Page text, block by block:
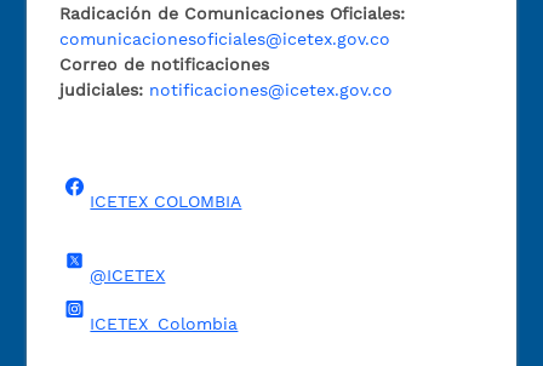
Radicación de Comunicaciones Oficiales:
comunicacionesoficiales@icetex.gov.co
Correo de notificaciones
judiciales: notificaciones@icetex.gov.co
ICETEX COLOMBIA
@ICETEX
ICETEX_Colombia